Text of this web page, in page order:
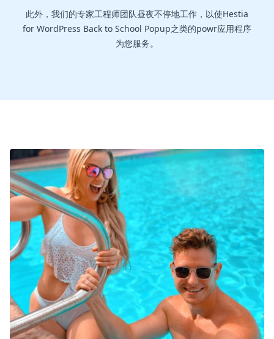
此外，我们的专家工程师团队昼夜不停地工作，以使Hestia
for WordPress Back to School Popup之类的powr应用程序
为您服务。